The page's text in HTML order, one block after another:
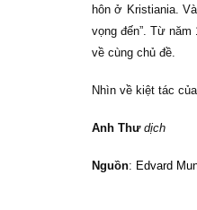
hôn ở Kristiania.
vọng đến”. Từ năm
về cùng chủ đề.
Nhìn về kiệt tác
Anh Thư dịch
Nguồn: Edvard